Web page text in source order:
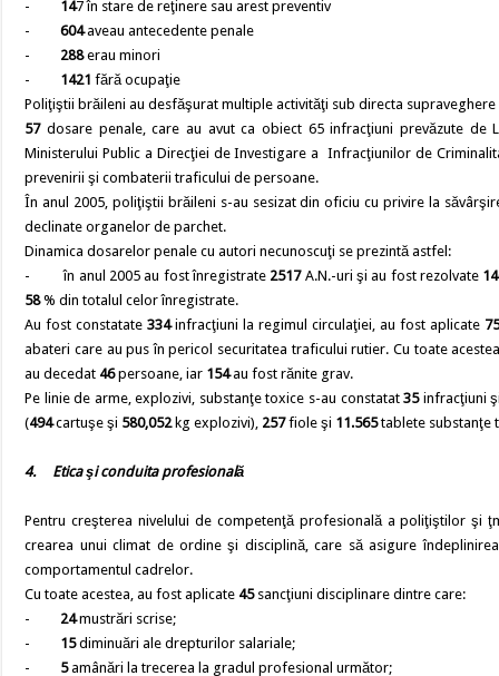
- 147 în stare de reţinere sau arest preventiv
-604aveau antecedente penale
- 288erau minori
- 1421 fără ocupaţie
Poliţiştii brăileni au desfăşurat multiple activităţi sub directa
57dosare penale, care au avut ca obiect 65 infracţiuni prevăzute de
Ministerului Public a Direcţiei de Investigare a Infracţiunilor de
prevenirii şi combaterii traficului de persoane.
În anul 2005, poliţiştii brăileni s-au sesizat din oficiu cu privire la
declinate organelor de parchet.
Dinamica dosarelor penale cu autori necunoscuţi se prezintă astfel:
- în anul 2005 au fost înregistrate 2517A.N.-uri şi au fost rezolvate
58% din totalul celor înregistrate.
Au fost constatate334infracţiuni la regimul circulaţiei, au fost aplicate
abateri care au pus în pericol securitatea traficului rutier. Cu toate
au decedat 46persoane, iar 154au fost rănite grav.
Pe linie de arme, explozivi, substanţe toxice s-au constatat35infracţiuni
(494cartuşe şi 580,052kg explozivi), 257fiole şi 11.565tablete substanţe
4. Etica şi conduita profesională
Pentru creşterea nivelului de competenţă profesională a poliţiştilor şi
crearea unui climat de ordine şi disciplină, care să asigure
comportamentul cadrelor.
Cu toate acestea, au fost aplicate 45sancţiuni disciplinare dintre care:
- 24mustrări scrise;
- 15diminuări ale drepturilor salariale;
- 5amânări la trecerea la gradul profesional următor;